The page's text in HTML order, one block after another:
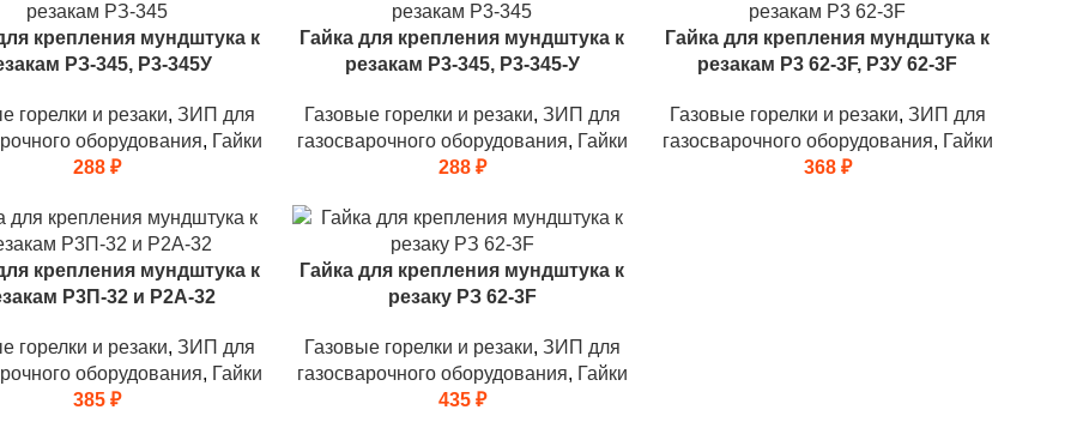
крепления мундштука к
РЗ-345, Р3-345У
горелки и резаки,ЗИП для
оборудования, Гайки
288₽
Гайка для крепления мундштука к
резакам Р3-345, Р3-345-У
Газовые горелки и резаки, ЗИП для
газосварочного оборудования, Гайки
288 ₽
Гайка для крепления мундштука к
резакам Р3 62-3F, Р3У 62-3F
Газовые горелки и резаки, ЗИП для
газосварочного оборудования, Гайки
368 ₽
крепления мундштука к
Р3П-32 и Р2А-32
горелки и резаки,ЗИП для
оборудования, Гайки
385₽
Гайка для крепления мундштука к
резаку РЗ 62-3F
Газовые горелки и резаки, ЗИП для
газосварочного оборудования, Гайки
435 ₽